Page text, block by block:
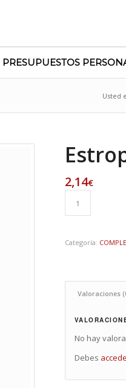
PRESUPUESTOS
Usted
2,14€
Categoría:
Valoraciones
No hay
Debes